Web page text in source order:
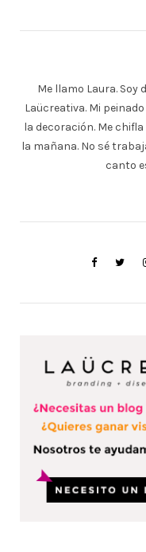
Me llamo Laura. Soy
Laücreativa. Mi
la decoración. Me
la mañana. No sé
canto